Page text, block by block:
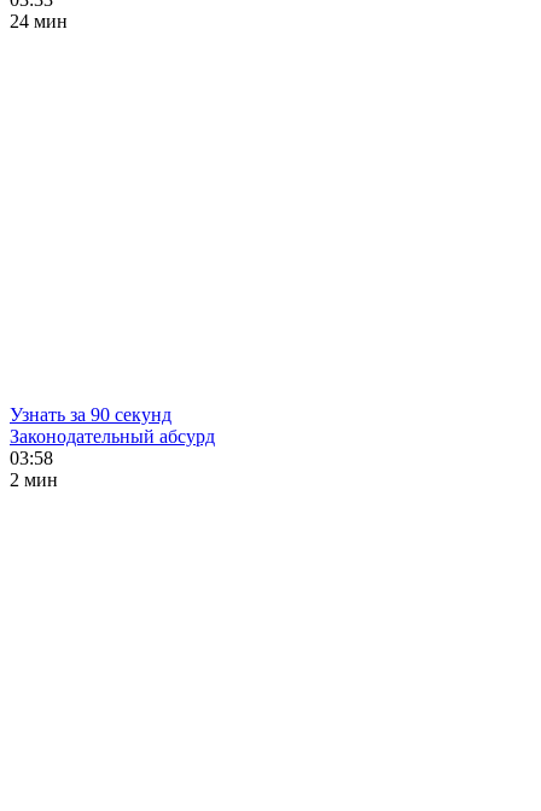
24 мин
Узнать за 90 секунд
Законодательный абсурд
03:58
2 мин